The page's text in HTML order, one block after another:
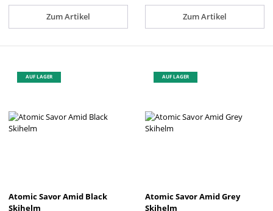
Zum Artikel Zum Artikel
AUF LAGER
Atomic Savor Amid Black
Skihelm
AUF LAGER
Atomic Savor Amid Grey
Skihelm